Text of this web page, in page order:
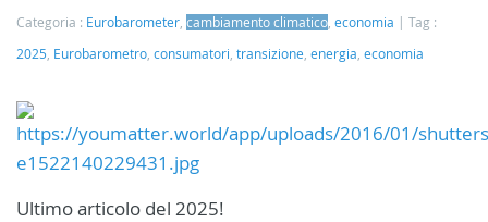
Categoria : Eurobarometer cambiamento climatico economia
Tag :
2025 Eurobarometro consumatori transizione energia economia
Ultimo articolo del 2025!